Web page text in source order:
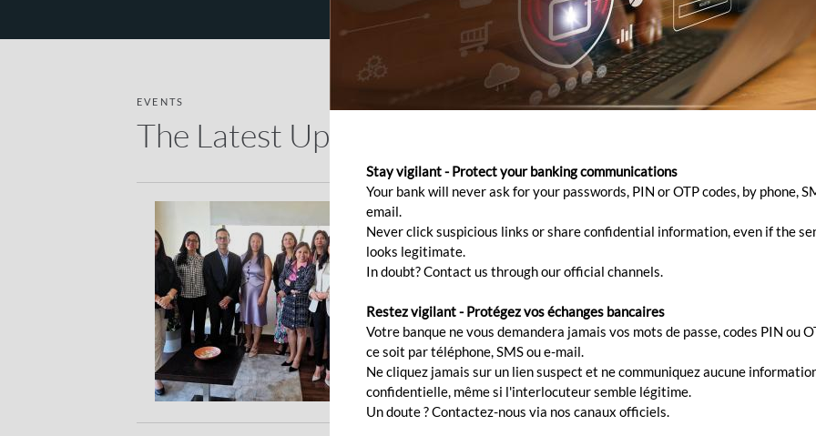
EVENTS
The Latest Updates
Jun 2025
Océan Indien : nouvelle dynamique de
entre BCP Bank (Mauritius) et la BMOI
Une mission stratégique à Maurice a permis d'établir les bases d’une
collaboration renforcée entre BCP Bank (Mauritius) et la BMOI
(Madagascar). Cette démarche s’inscrit dans une dynamique régionale
sur
Stay vigilant - Protect your banking communications
Your bank will never ask for your passwords, PIN or OTP codes, by phone,
email.
Never click suspicious links or share confidential information, even if the
looks legitimate.
In doubt? Contact us through our official channels.
Restez vigilant - Protégez vos échanges bancaires
Votre banque ne vous demandera jamais vos mots de passe, codes PIN ou
ce soit par téléphone, SMS ou e-mail.
Ne cliquez jamais sur un lien suspect et ne communiquez aucune
confidentielle, même si l'interlocuteur semble légitime.
Un doute ? Contactez-nous via nos canaux officiels.